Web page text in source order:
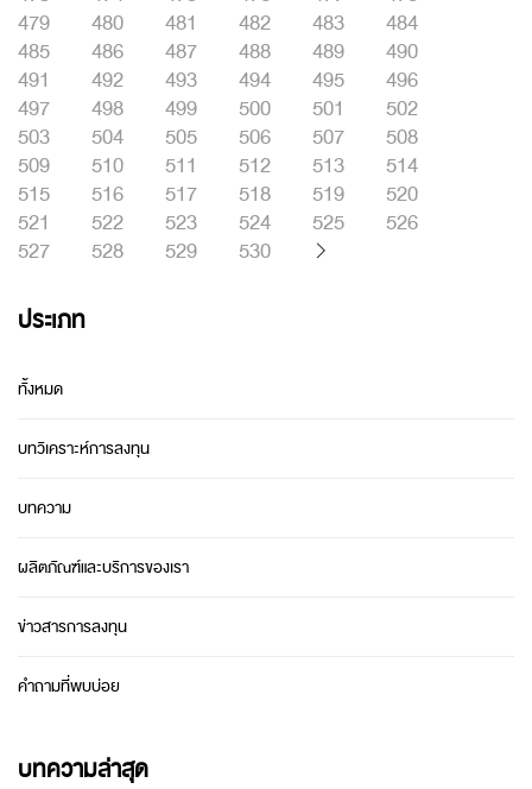
479
480 481 482 483
484
485
486 487 488 489
490
491
492 493 494 495
496
497
498 499 500 501
502
503
504 505 506 507
508
509
510 511 512 513
514
515
516 517 518 519
520
521
522 523 524 525
526
527
528 529 530
ประเภท
ทั้งหมด
บทวิเคราะห์การลงทุน
บทความ
ผลิตภัณฑ์และบริการของเรา
ข่าวสารการลงทุน
คำถามที่พบบ่อย
บทความล่าสุด